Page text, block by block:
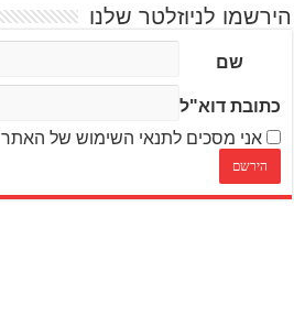
הירשמו לניוזלטר שלנו
שם
כתובת דוא"ל
אני מסכים לתנאי השימוש של האתר